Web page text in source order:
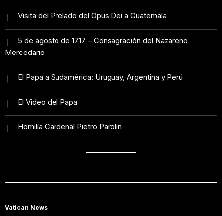
Visita del Prelado del Opus Dei a Guatemala
5 de agosto de 1717 – Consagración del Nazareno
Mercedario
El Papa a Sudamérica: Uruguay, Argentina y Perú
El Video del Papa
Homilía Cardenal Pietro Parolin
Vatican News